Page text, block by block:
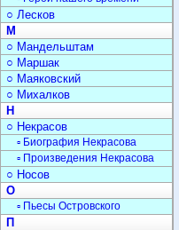
○ Лесков
М
○ Мандельштам
○ Маршак
○ Маяковский
○ Михалков
Н
○ Некрасов
▫ Биография Некрасова
▫ Произведения Некрасова
○ Носов
О
▫ Пьесы Островского
П